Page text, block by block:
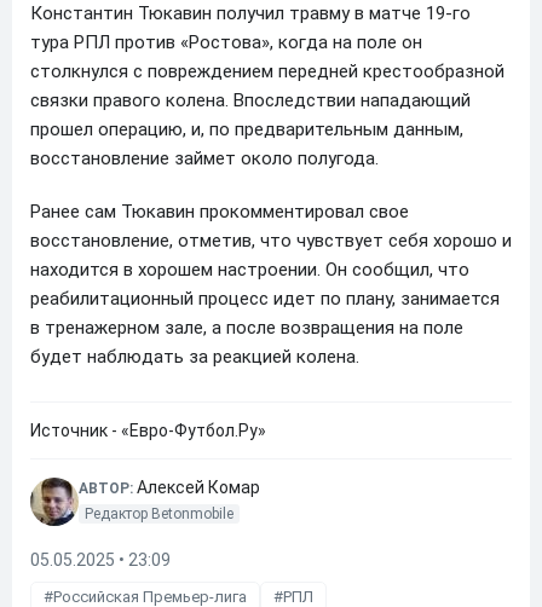
Константин Тюкавин получил травму в матче 19-го
тура РПЛ против «Ростова», когда на поле он
столкнулся с повреждением передней крестообразной
связки правого колена. Впоследствии нападающий
прошел операцию, и, по предварительным данным,
восстановление займет около полугода.
Ранее сам Тюкавин прокомментировал свое
восстановление, отметив, что чувствует себя хорошо и
находится в хорошем настроении. Он сообщил, что
реабилитационный процесс идет по плану, занимается
в тренажерном зале, а после возвращения на поле
будет наблюдать за реакцией колена.
Источник - «Евро-Футбол.Ру»
АВТОР: Алексей Комар
Редактор Betonmobile
05.05.2025 • 23:09
Российская Премьер-лига РПЛ